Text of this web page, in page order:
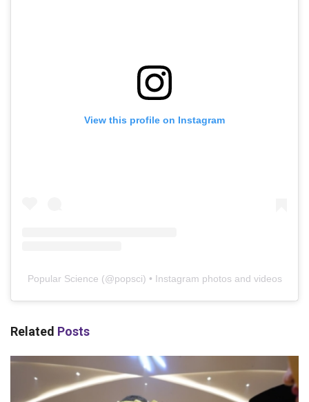
View this profile on Instagram
Popular Science (@popsci) • Instagram photos and videos
Related Posts